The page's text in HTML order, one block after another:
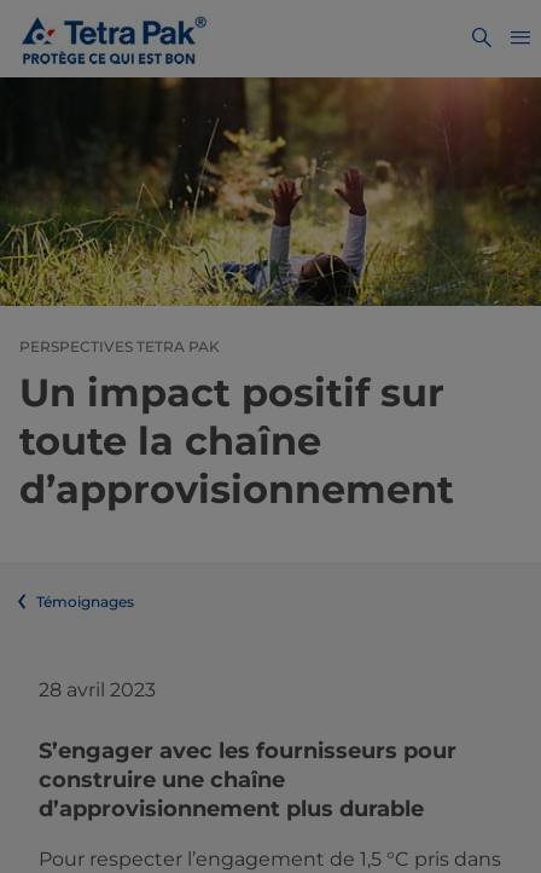
PERSPECTIVES TETRA PAK
Un impact positif sur
toute la chaîne
d’approvisionnement
Témoignages
28 avril 2023
S’engager avec les fournisseurs pour
construire une chaîne
d’approvisionnement plus durable
Pour respecter l’engagement de 1,5 °C pris dans